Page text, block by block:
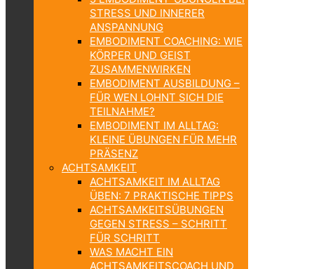
STRESS UND INNERER
ANSPANNUNG
EMBODIMENT COACHING: WIE
KÖRPER UND GEIST
ZUSAMMENWIRKEN
EMBODIMENT AUSBILDUNG –
FÜR WEN LOHNT SICH DIE
TEILNAHME?
EMBODIMENT IM ALLTAG:
KLEINE ÜBUNGEN FÜR MEHR
PRÄSENZ
ACHTSAMKEIT
ACHTSAMKEIT IM ALLTAG
ÜBEN: 7 PRAKTISCHE TIPPS
ACHTSAMKEITSÜBUNGEN
GEGEN STRESS – SCHRITT
FÜR SCHRITT
WAS MACHT EIN
ACHTSAMKEITSCOACH UND